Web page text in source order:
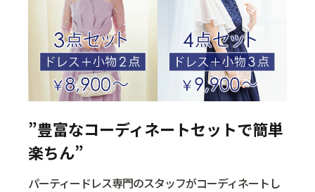
”豊富なコーディネートセットで簡単
楽ちん”
パーティードレス専門のスタッフがコーディネートし